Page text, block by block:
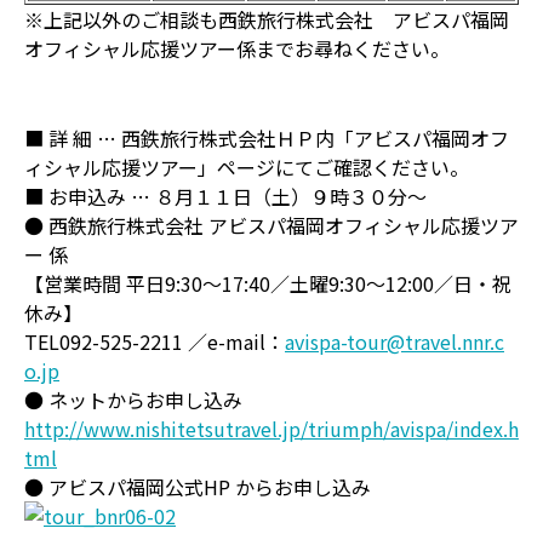
※上記以外のご相談も西鉄旅行株式会社 アビスパ福岡
オフィシャル応援ツアー係までお尋ねください。
■ 詳 細 … 西鉄旅行株式会社ＨＰ内「アビスパ福岡オフ
ィシャル応援ツアー」ページにてご確認ください。
■ お申込み … ８月１１日（土）９時３０分～
● 西鉄旅行株式会社 アビスパ福岡オフィシャル応援ツア
ー 係
【営業時間 平日9:30～17:40／土曜9:30～12:00／日・祝
休み】
TEL092-525-2211 ／e-mail： avispa-tour@travel.nnr.c
o.jp
● ネットからお申し込み
http://www.nishitetsutravel.jp/triumph/avispa/index.h
tml
● アビスパ福岡公式HP からお申し込み